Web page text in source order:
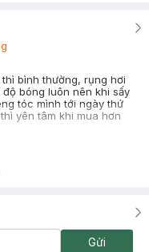
bình thường, rụng hơi
bóng luôn nên khi sấy
tóc mình tới ngày thứ
yên tâm khi mua hơn
Bảo Như đã dành thời
hàng là động lực to lớn
Gửi